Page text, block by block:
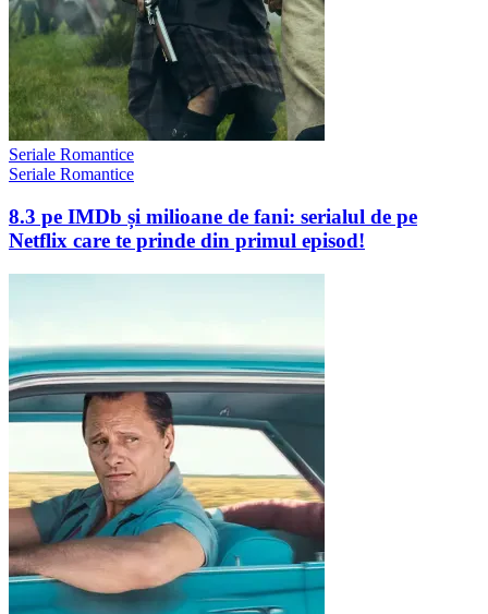
Seriale Romantice
Seriale Romantice
8.3 pe IMDb și milioane de fani: serialul de pe
Netflix care te prinde din primul episod!